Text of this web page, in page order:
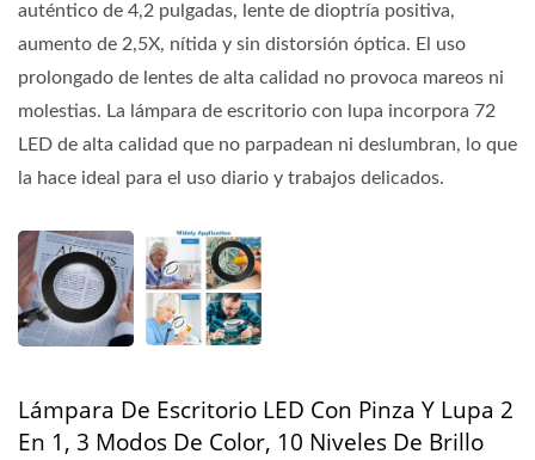
auténtico de 4,2 pulgadas, lente de dioptría positiva,
aumento de 2,5X, nítida y sin distorsión óptica. El uso
prolongado de lentes de alta calidad no provoca mareos ni
molestias. La lámpara de escritorio con lupa incorpora 72
LED de alta calidad que no parpadean ni deslumbran, lo que
la hace ideal para el uso diario y trabajos delicados.
Lámpara De Escritorio LED Con Pinza Y Lupa 2
En 1, 3 Modos De Color, 10 Niveles De Brillo